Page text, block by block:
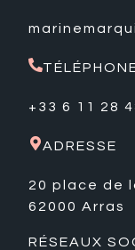
+33 6 11 28
ADRESSE
20 place de
62000 Arras
RÉSEAUX